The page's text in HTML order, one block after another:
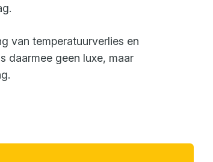
van temperatuurverlies en
daarmee geen luxe, maar